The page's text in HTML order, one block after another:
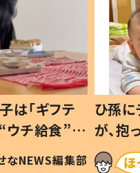
は「ギフテ
ウチ給食”を
#令和の親
なNEWS編集部
ひ孫
が、
「涙が